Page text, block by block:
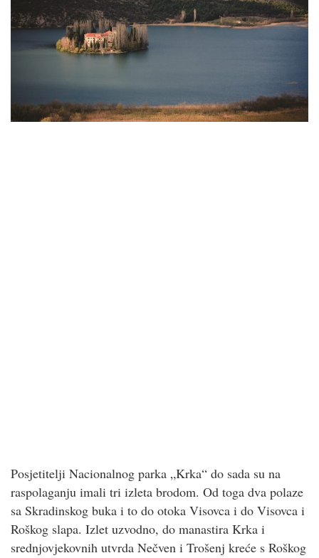
Posjetitelji Nacionalnog parka „Krka“ do sada su na
raspolaganju imali tri izleta brodom. Od toga dva polaze
sa Skradinskog buka i to do otoka Visovca i do Visovca i
Roškog slapa. Izlet uzvodno, do manastira Krka i
srednjovjekovnih utvrda Nečven i Trošenj kreće s Roškog